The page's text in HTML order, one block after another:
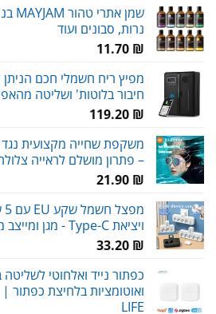
נרות, סבונים ועוד
11.70 ₪
מפיץ ריח חשמלי חכם
חיבור בלוטות' ושליטה
119.20 ₪
– פתרון מושלם לראייה
21.90 ₪
ויציאת Type-C - מגן ומייצב מתח
33.20 ₪
כפתור נייד ואלחוטי
LIFE